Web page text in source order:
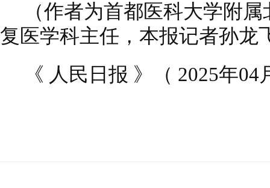
（作者为首都医科大学附
复医学科主任，本报记者孙龙
《 人民日报 》（ 2025年04